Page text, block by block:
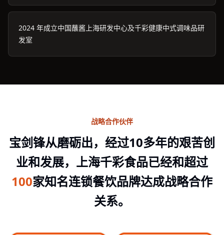
2024 年成立中国蘸酱上海研发中心及千彩健康中式调味品研
发室
战略合作伙伴
宝剑锋从磨砺出，经过10多年的艰苦创
业和发展，上海千彩食品已经和超过
100家知名连锁餐饮品牌达成战略合作
关系。